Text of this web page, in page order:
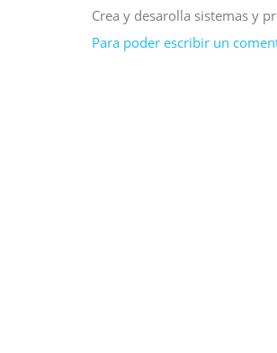
Crea y desarolla sistemas y
Para poder escribir un